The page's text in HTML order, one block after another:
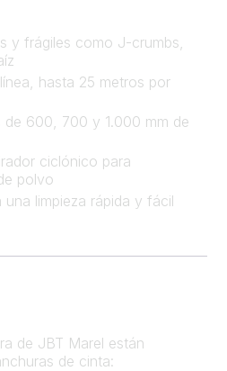
y frágiles como J-crumbs,
hasta 25 metros por
de 600, 700 y 1.000 mm de
ciclónico para
polvo
limpieza rápida y fácil
de JBT Marel están
de cinta: